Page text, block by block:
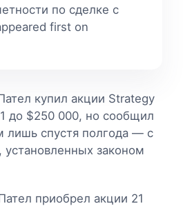
по сделке с
first on
купил акции Strategy
до $250 000, но сообщил
лишь спустя полгода — с
законом
приобрел акции 21